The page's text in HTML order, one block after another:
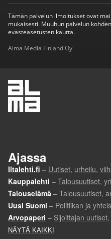
Tämän palvelun ilmoitukset ovat
mukaisesti. Muuhun palvelun
evästeasetusten kautta.
Alma Media Finland Oy